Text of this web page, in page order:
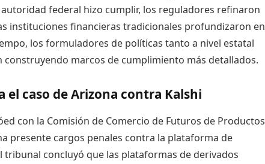
autoridad federal hizo cumplir, los reguladores refinaron
instituciones financieras tradicionales profundizaron en
los formuladores de políticas tanto a nivel estatal
marcos de cumplimiento más detallados.
caso de Arizona contra Kalshi
ed con la Comisión de Comercio de Futuros de Productos
presente cargos penales contra la plataforma de
tribunal concluyó que las plataformas de derivados